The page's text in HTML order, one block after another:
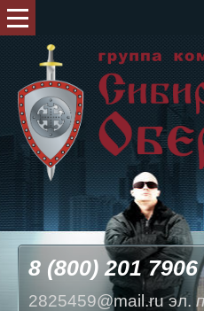
8 (800) 201
2825459@mail.ru эл.